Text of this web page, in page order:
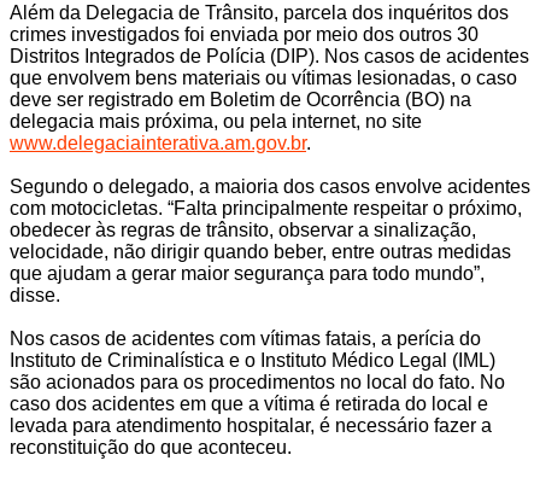
Além da Delegacia de Trânsito, parcela dos inquéritos dos
crimes investigados foi enviada por meio dos outros 30
Distritos Integrados de Polícia (DIP). Nos casos de acidentes
que envolvem bens materiais ou vítimas lesionadas, o caso
deve ser registrado em Boletim de Ocorrência (BO) na
delegacia mais próxima, ou pela internet, no site
www.delegaciainterativa.am.gov.br.
Segundo o delegado, a maioria dos casos envolve acidentes
com motocicletas. “Falta principalmente respeitar o próximo,
obedecer às regras de trânsito, observar a sinalização,
velocidade, não dirigir quando beber, entre outras medidas
que ajudam a gerar maior segurança para todo mundo”,
disse.
Nos casos de acidentes com vítimas fatais, a perícia do
Instituto de Criminalística e o Instituto Médico Legal (IML)
são acionados para os procedimentos no local do fato. No
caso dos acidentes em que a vítima é retirada do local e
levada para atendimento hospitalar, é necessário fazer a
reconstituição do que aconteceu.